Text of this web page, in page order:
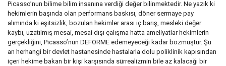
Picasso’nun bilime bilim insanına verdiği değer bilinmektedir. Ne yazık ki
hekimlerin başında olan performans baskısı, döner sermaye pay
alımında ki eşitsizlik, bozulan hekimler arası iç barış, mesleki değer
kaybı, uzatılmış mesai, mesai dışı çalışma hatta ameliyatlar hekimlerin
gerçekliğini, Picasso’nun DEFORME edemeyeceği kadar bozmuştur. Şu
an herhangi bir devlet hastanesinde hastalarla dolu poliklinik kapısından
içeri hekime bakan bir kişi karşısında sürrealizmin bile az kalacağı bir